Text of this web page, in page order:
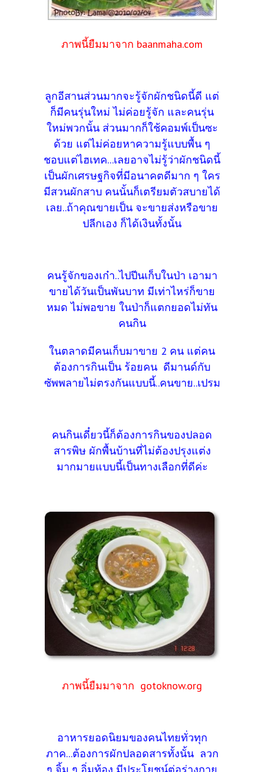
ภาพนี้ยืมมาจาก baanmaha.com
ลูกอีสานส่วนมากจะรู้จักผักชนิดนี้ดี แต่
ก็มีคนรุ่นใหม่ ไม่ค่อยรู้จัก และคนรุ่น
ใหม่พวกนั้น ส่วนมากก็ใช้คอมพ์เป็นซะ
ด้วย แต่ไม่ค่อยหาความรู้แบบพื้น ๆ
ชอบแต่ไฮเทค...เลยอาจไม่รู้ว่าผักชนิดนี้
เป็นผักเศรษฐกิจที่มีอนาคตดีมาก ๆ ใคร
มีสวนผักสาบ คนนั้นก็เตรียมตัวสบายได้
เลย..ถ้าคุณขายเป็น จะขายส่งหรือขาย
ปลีกเอง ก็ได้เงินทั้งนั้น
คนรู้จักของเก๋า..ไปปีนเก็บในป่า เอามา
ขายได้วันเป็นพันบาท มีเท่าไหร่ก็ขาย
หมด ไม่พอขาย ในป่าก็แตกยอดไม่ทัน
คนกิน
ในตลาดมีคนเก็บมาขาย 2 คน แต่คน
ต้องการกินเป็น ร้อยคน ดีมานด์กับ
ซัพพลายไม่ตรงกันแบบนี้..คนขาย..เปรม
คนกินเดี๋ยวนี้ก็ต้องการกินของปลอด
สารพิษ ผักพื้นบ้านที่ไม่ต้องปรุงแต่ง
มากมายแบบนี้เป็นทางเลือกที่ดีค่ะ
ภาพนี้ยืมมาจาก gotoknow.org
อาหารยอดนิยมของคนไทยทั่วทุก
ภาค...ต้องการผักปลอดสารทั้งนั้น ลวก